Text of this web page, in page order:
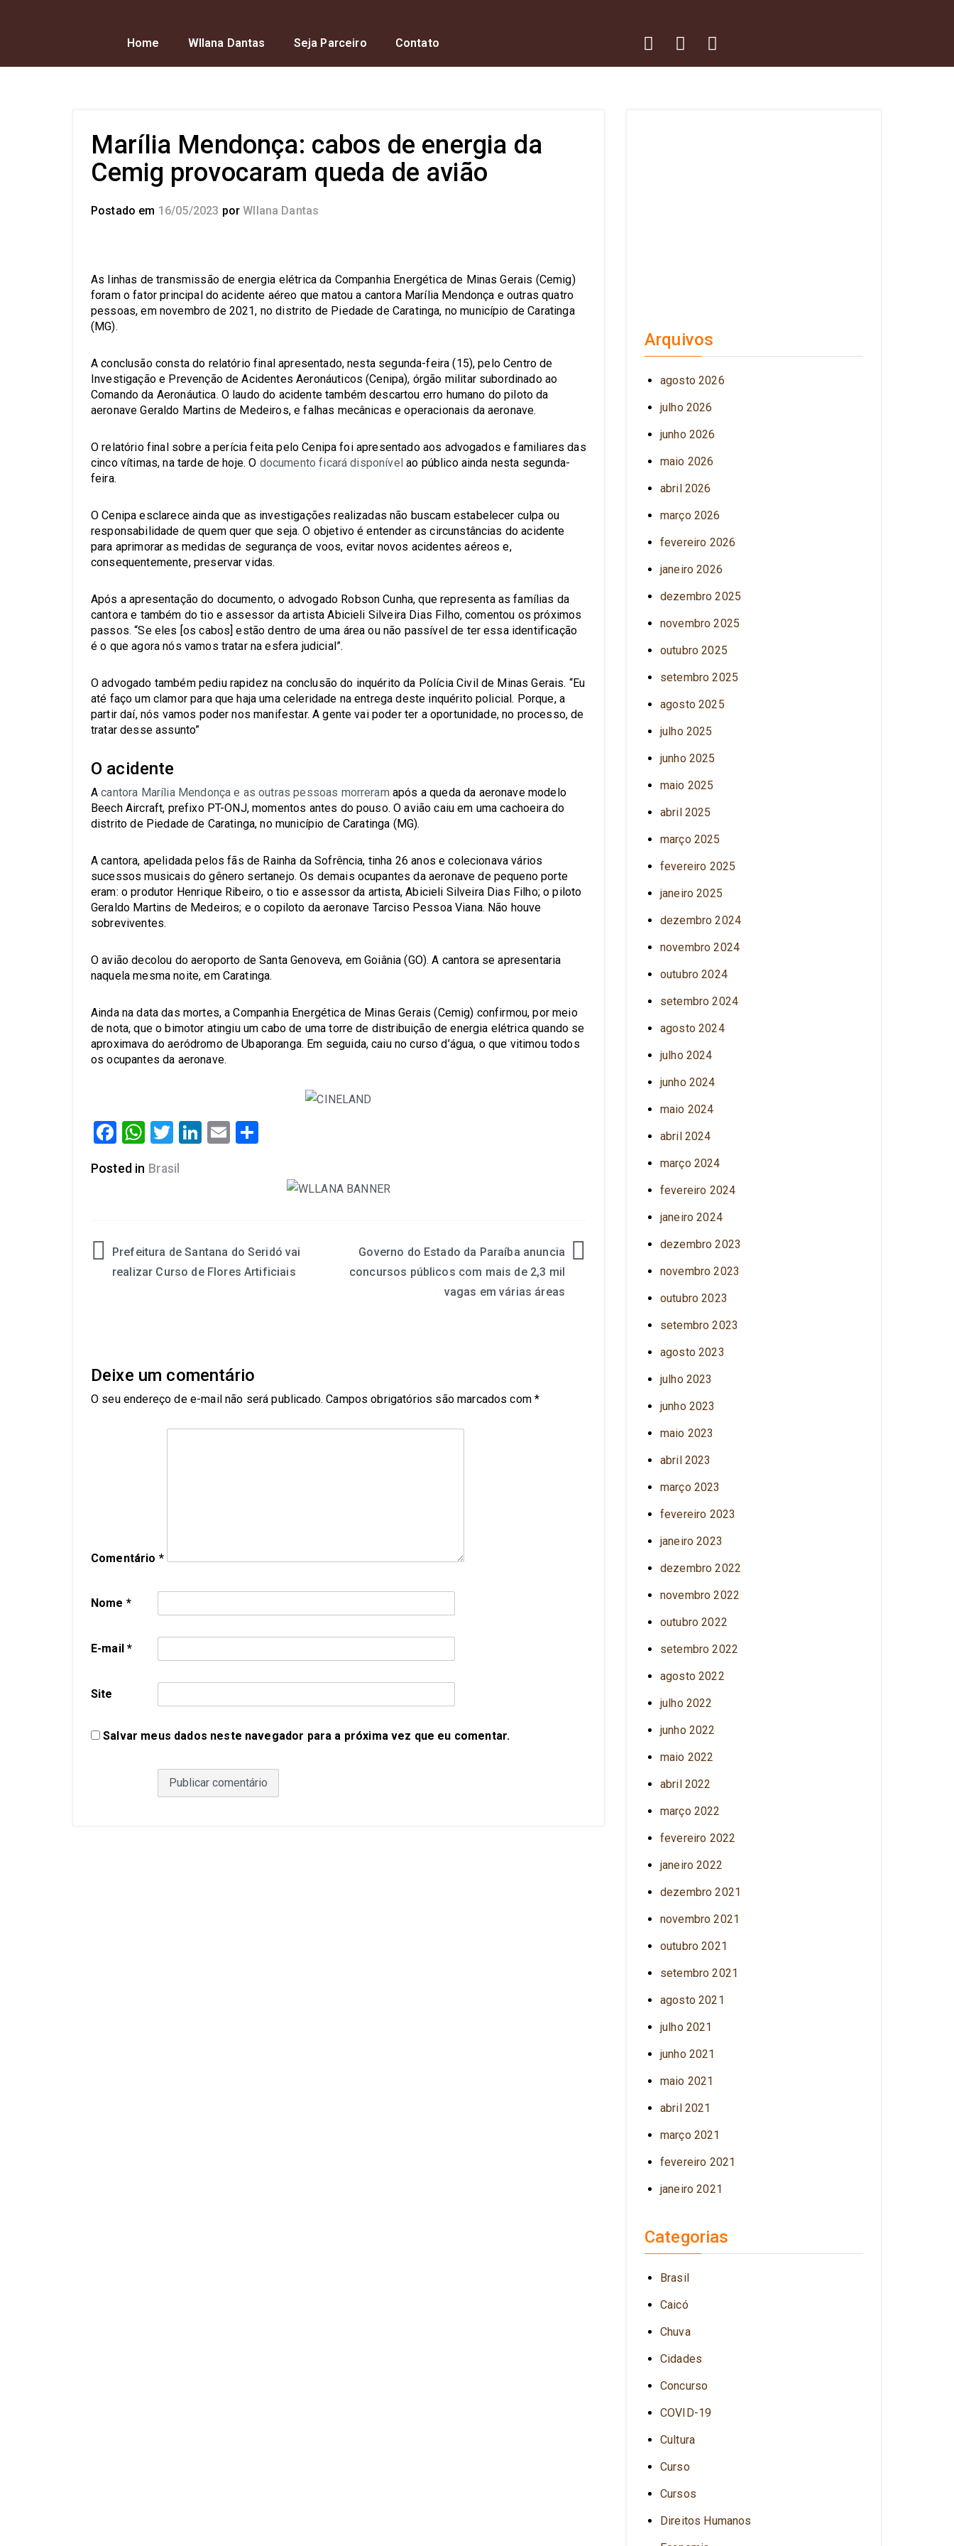
Home Wllana Dantas Seja Parceiro Contato
Marília Mendonça: cabos de energia da
Cemig provocaram queda de avião
Postado em 16/05/2023 por Wllana Dantas
As linhas de transmissão de energia elétrica da Companhia Energética de Minas Gerais (Cemig)
foram o fator principal do acidente aéreo que matou a cantora Marília Mendonça e outras quatro
pessoas, em novembro de 2021, no distrito de Piedade de Caratinga, no município de Caratinga
(MG).
A conclusão consta do relatório final apresentado, nesta segunda-feira (15), pelo Centro de
Investigação e Prevenção de Acidentes Aeronáuticos (Cenipa), órgão militar subordinado ao
Comando da Aeronáutica. O laudo do acidente também descartou erro humano do piloto da
aeronave Geraldo Martins de Medeiros, e falhas mecânicas e operacionais da aeronave.
O relatório final sobre a perícia feita pelo Cenipa foi apresentado aos advogados e familiares das
cinco vítimas, na tarde de hoje. O documento ficará disponívelao público ainda nesta segunda-
feira.
O Cenipa esclarece ainda que as investigações realizadas não buscam estabelecer culpa ou
responsabilidade de quem quer que seja. O objetivo é entender as circunstâncias do acidente
para aprimorar as medidas de segurança de voos, evitar novos acidentes aéreos e,
consequentemente, preservar vidas.
Após a apresentação do documento, o advogado Robson Cunha, que representa as famílias da
cantora e também do tio e assessor da artista Abicieli Silveira Dias Filho, comentou os próximos
passos. “Se eles [os cabos] estão dentro de uma área ou não passível de ter essa identificação
é o que agora nós vamos tratar na esfera judicial”.
O advogado também pediu rapidez na conclusão do inquérito da Polícia Civil de Minas Gerais. “Eu
até faço um clamor para que haja uma celeridade na entrega deste inquérito policial. Porque, a
partir daí, nós vamos poder nos manifestar. A gente vai poder ter a oportunidade, no processo, de
tratar desse assunto”
O acidente
Acantora Marília Mendonça e as outras pessoas morreram após a queda da aeronave modelo
Beech Aircraft, prefixo PT-ONJ, momentos antes do pouso. O avião caiu em uma cachoeira do
distrito de Piedade de Caratinga, no município de Caratinga (MG).
A cantora, apelidada pelos fãs de Rainha da Sofrência, tinha 26 anos e colecionava vários
sucessos musicais do gênero sertanejo. Os demais ocupantes da aeronave de pequeno porte
eram: o produtor Henrique Ribeiro, o tio e assessor da artista, Abicieli Silveira Dias Filho; o piloto
Geraldo Martins de Medeiros; e o copiloto da aeronave Tarciso Pessoa Viana. Não houve
sobreviventes.
O avião decolou do aeroporto de Santa Genoveva, em Goiânia (GO). A cantora se apresentaria
naquela mesma noite, em Caratinga.
Ainda na data das mortes, a Companhia Energética de Minas Gerais (Cemig) confirmou, por meio
de nota, que o bimotor atingiu um cabo de uma torre de distribuição de energia elétrica quando se
aproximava do aeródromo de Ubaporanga. Em seguida, caiu no curso d’água, o que vitimou todos
os ocupantes da aeronave.
Facebook
WhatsApp
Twitter
LinkedIn
Email
Posted in Brasil
Prefeitura de Santana do Seridó vai
realizar Curso de Flores Artificiais
Governo do Estado da Paraíba anuncia
concursos públicos com mais de 2,3 mil
vagas em várias áreas
Deixe um comentário
O seu endereço de e-mail não será publicado. Campos obrigatórios são marcados com*
Comentário *
Nome *
E-mail*
Site
Salvar meus dados neste navegador para a próxima vez que eu comentar.
Arquivos
agosto 2026
julho 2026
junho 2026
maio 2026
abril 2026
março 2026
fevereiro 2026
janeiro 2026
dezembro 2025
novembro 2025
outubro 2025
setembro 2025
agosto 2025
julho 2025
junho 2025
maio 2025
abril 2025
março 2025
fevereiro 2025
janeiro 2025
dezembro 2024
novembro 2024
outubro 2024
setembro 2024
agosto 2024
julho 2024
junho 2024
maio 2024
abril 2024
março 2024
fevereiro 2024
janeiro 2024
dezembro 2023
novembro 2023
outubro 2023
setembro 2023
agosto 2023
julho 2023
junho 2023
maio 2023
abril 2023
março 2023
fevereiro 2023
janeiro 2023
dezembro 2022
novembro 2022
outubro 2022
setembro 2022
agosto 2022
julho 2022
junho 2022
maio 2022
abril 2022
março 2022
fevereiro 2022
janeiro 2022
dezembro 2021
novembro 2021
outubro 2021
setembro 2021
agosto 2021
julho 2021
junho 2021
maio 2021
abril 2021
março 2021
fevereiro 2021
janeiro 2021
Categorias
Brasil
Caicó
Chuva
Cidades
Concurso
COVID-19
Cultura
Curso
Cursos
Direitos Humanos